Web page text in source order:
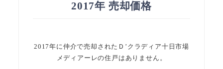
2017年 売却価格
2017年に仲介で売却されたＤ’クラディア十日市場
メディアーレの住戸はありません。